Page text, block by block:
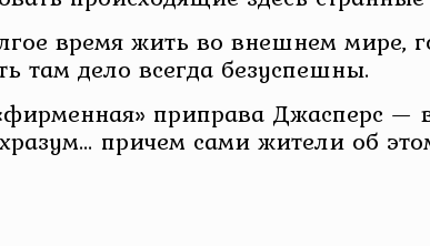
время жить во внешнем мире,
там дело всегда безуспешны.
приправа Джасперс
причем сами жители об